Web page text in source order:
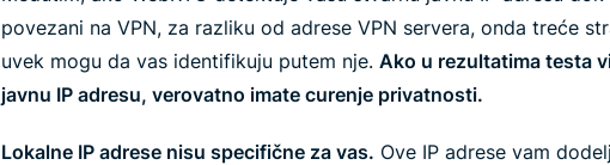
povezani na VPN, za razliku od adrese VPN servera, onda treće
uvek mogu da vas identifikuju putem nje. Ako u rezultatima testa
javnu IP adresu, verovatno imate curenje privatnosti.
Lokalne IP adrese nisu specifične za vas. Ove IP adrese vam